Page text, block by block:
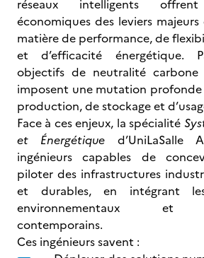
réseaux intelligents
économiques des leviers
matière de performance, de
et d’efficacité énergétique.
objectifs de neutralité carbone
imposent une mutation
production, de stockage et
Face à ces enjeux, la spécialité
et Énergétique d’UniLaSalle
ingénieurs capables de
piloter des infrastructures
et durables, en intégrant
environnementaux et
contemporains.
Ces ingénieurs savent :